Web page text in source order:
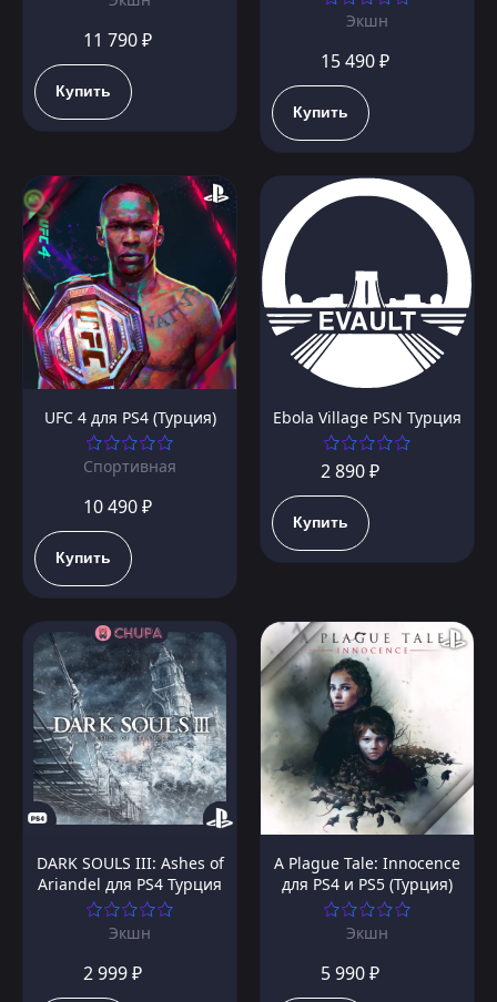
11 790 ₽
Купить
Экшн
15 490 ₽
Купить
UFC 4 для PS4 (Турция)
Спортивная
10 490 ₽
Купить
Ebola Village PSN Турция
2 890 ₽
Купить
DARK SOULS III: Ashes of
Ariandel для PS4 Турция
Экшн
2 999 ₽
A Plague Tale: Innocence
для PS4 и PS5 (Турция)
Экшн
5 990 ₽